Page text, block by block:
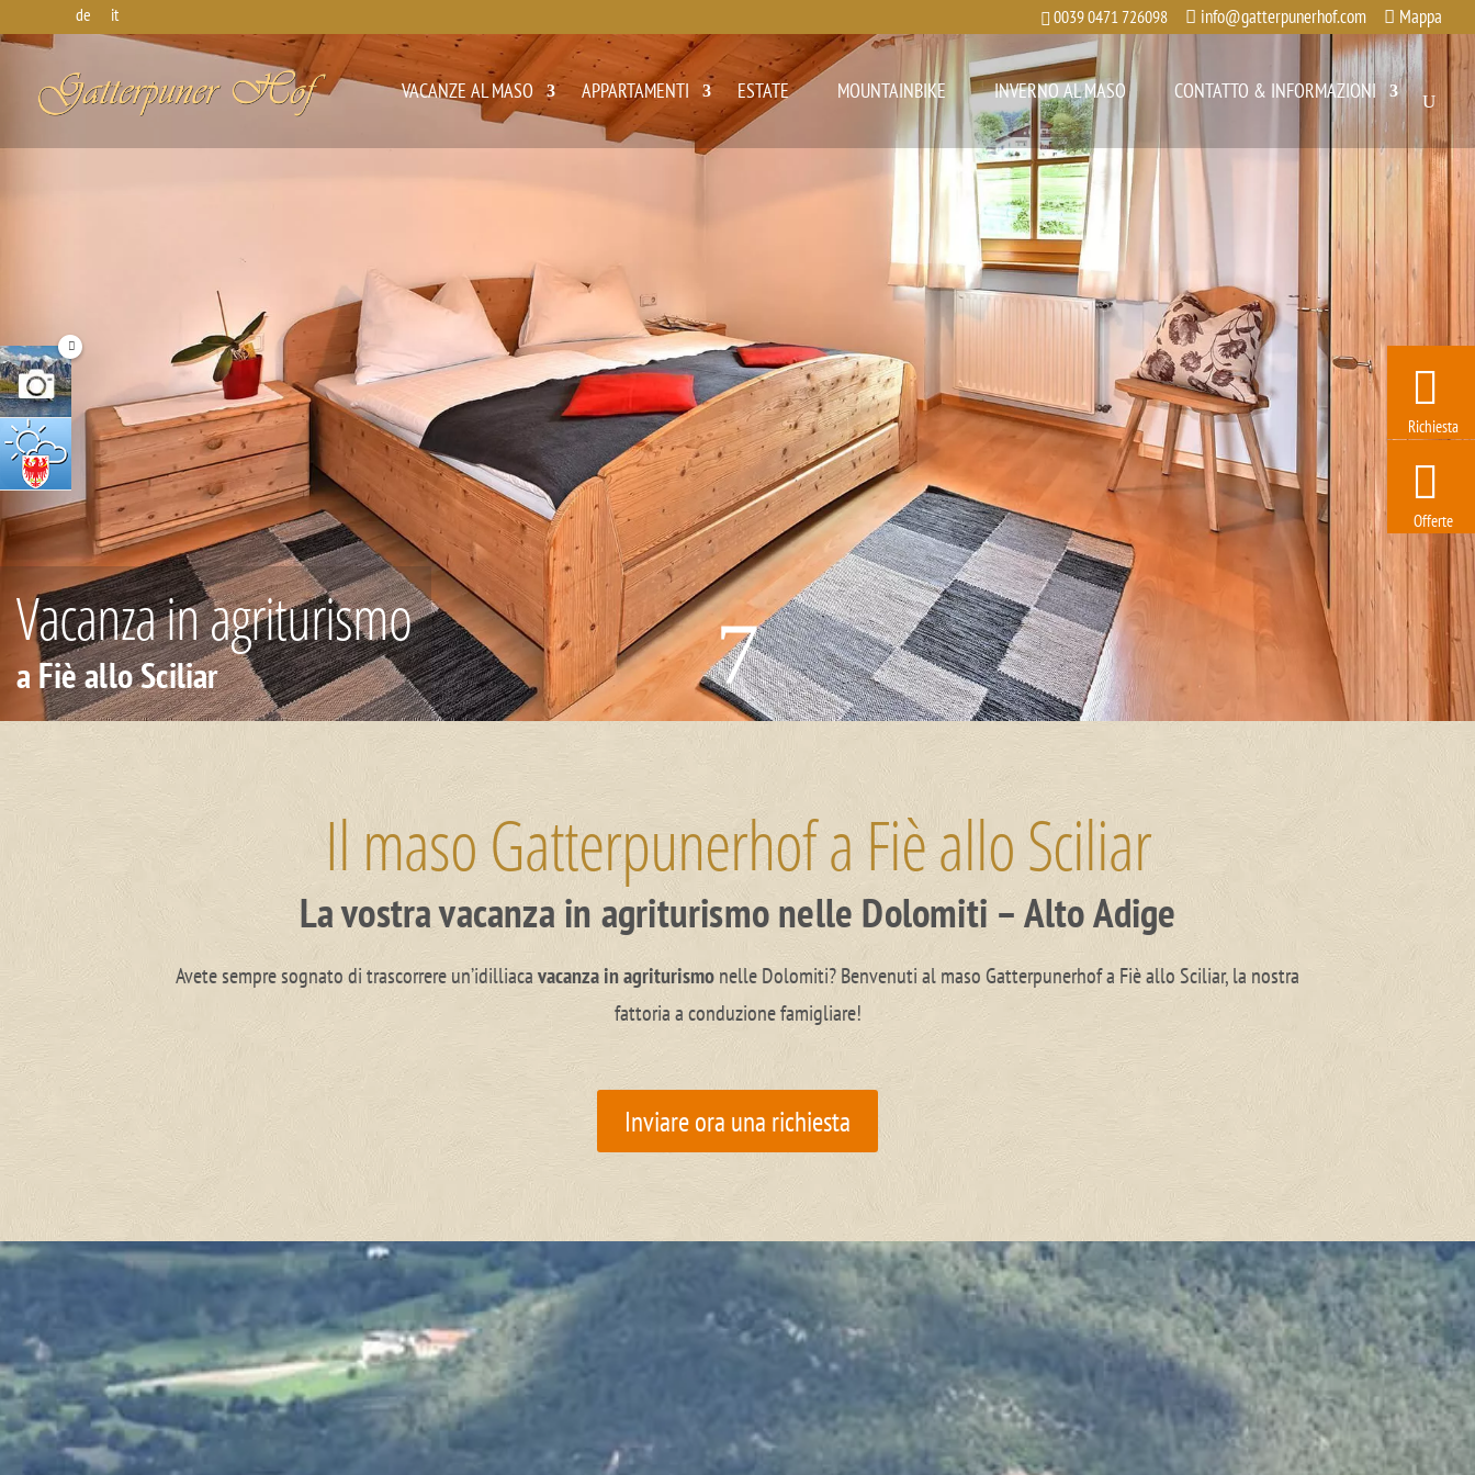
Richiesta
Offerte
0039 0471 726098 info@gatterpunerhof.com Mappa
de it
VACANZE AL MASO APPARTAMENTI ESTATE MOUNTAINBIKE INVERNO AL MASO CONTATTO & INFORMAZIONI
Vacanza in agriturismo
a Fiè allo Sciliar 7
Il maso Gatterpunerhof a Fiè allo Sciliar
La vostra vacanza in agriturismo nelle Dolomiti – Alto Adige
Avete sempre sognato di trascorrere un’idilliacavacanza in agriturismonelle Dolomiti? Benvenuti al maso Gatterpunerhof a Fiè allo Sciliar, la nostra
fattoria a conduzione famigliare!
Inviare ora una richiesta